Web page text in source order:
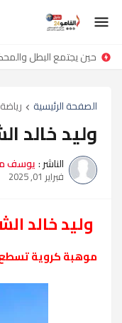
الصفحة الرئيسية رياضة
وليد خالد
الناشر :يوسف
فبراير 01, 2025
وليد خالد
موهبة كروية